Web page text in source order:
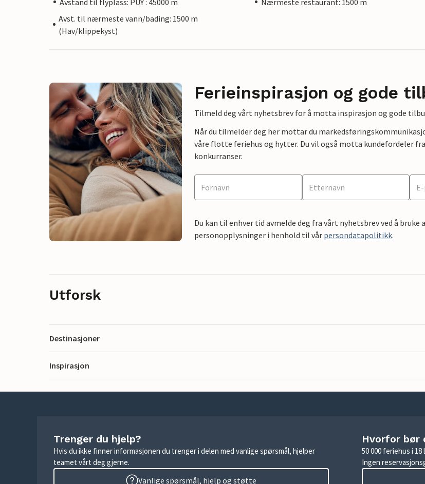
Avst. til nærmeste vann/bading: 1500 m
(Hav/klippekyst)
Ferieinspirasjon og gode
Tilmeld deg vårt nyhetsbrev for å motta inspirasjon og gode
Når du tilmelder deg her mottar du
våre flotte feriehus og hytter. Du vil også motta kundefordeler
konkurranser.
Du kan til enhver tid avmelde deg fra vårt nyhetsbrev ved å
personopplysninger i henhold til vår persondatapolitikk.
Utforsk
Destinasjoner
Inspirasjon
Trenger du hjelp?
Hvis du ikke finner informasjonen du trenger i delen med vanlige spørsmål, hjelper
teamet vårt deg gjerne.
Vanlige spørsmål, hjelp og støtte
Hvorfor bør
50 000 feriehus i
Ingen